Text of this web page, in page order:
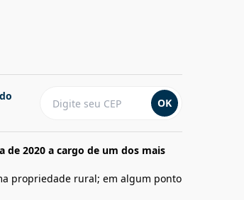
OK
de 2020 a cargo de um dos mais
propriedade rural; em algum ponto